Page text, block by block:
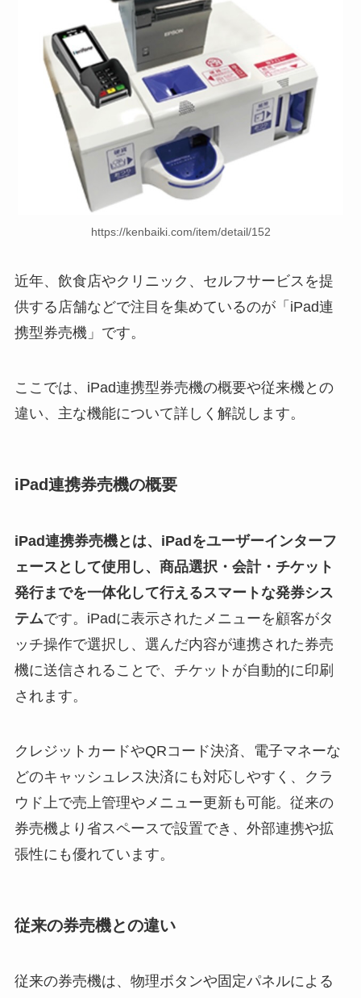
https://kenbaiki.com/item/detail/152
近年、飲食店やクリニック、セルフサービスを提
供する店舗などで注目を集めているのが「iPad連
携型券売機」です。
ここでは、iPad連携型券売機の概要や従来機との
違い、主な機能について詳しく解説します。
iPad連携券売機の概要
iPad連携券売機とは、iPadをユーザーインターフ
ェースとして使用し、商品選択・会計・チケット
発行までを一体化して行えるスマートな発券シス
テムです。iPadに表示されたメニューを顧客がタ
ッチ操作で選択し、選んだ内容が連携された券売
機に送信されることで、チケットが自動的に印刷
されます。
クレジットカードやQRコード決済、電子マネーな
どのキャッシュレス決済にも対応しやすく、クラ
ウド上で売上管理やメニュー更新も可能。従来の
券売機より省スペースで設置でき、外部連携や拡
張性にも優れています。
従来の券売機との違い
従来の券売機は、物理ボタンや固定パネルによる